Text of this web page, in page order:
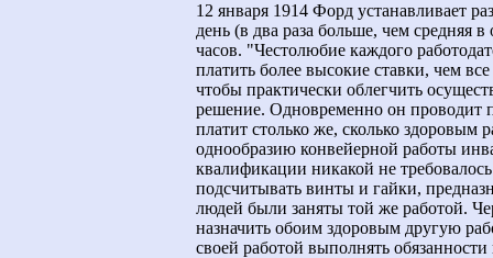
12 января 1914 Форд устанавливает
день (в два раза больше, чем средняя
часов. "Честолюбие каждого
платить более высокие ставки, чем
чтобы практически облегчить
решение. Одновременно он проводит
платит столько же, сколько здоровым
однообразию конвейерной работы
квалификации никакой не
подсчитывать винты и гайки,
людей были заняты той же работой.
назначить обоим здоровым другую
своей работой выполнять